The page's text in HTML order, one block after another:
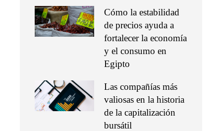
Cómo la estabilidad
de precios ayuda a
fortalecer la economía
y el consumo en
Egipto
Las compañías más
valiosas en la historia
de la capitalización
bursátil